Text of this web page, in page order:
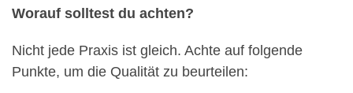
Worauf solltest du achten?
Nicht jede Praxis ist gleich. Achte auf folgende
Punkte, um die Qualität zu beurteilen: